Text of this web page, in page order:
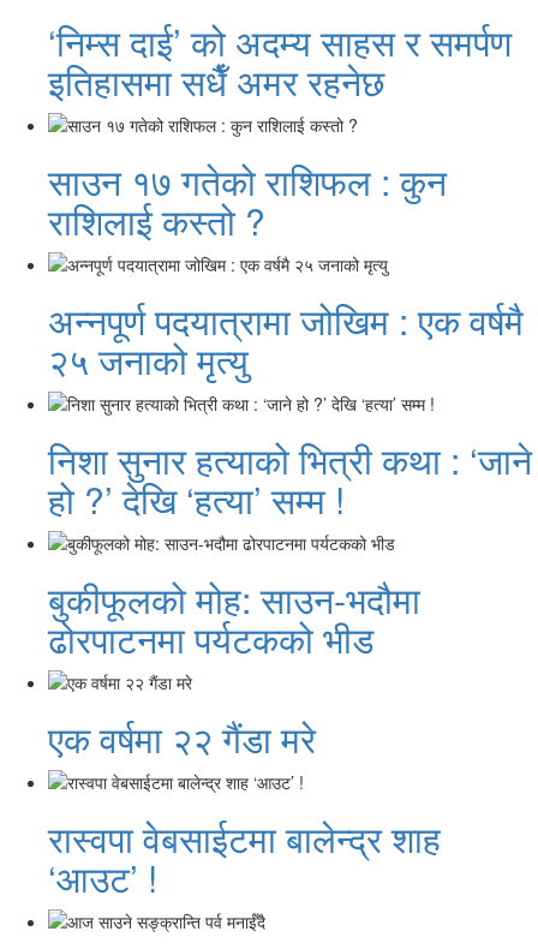
‘निम्स दाई’ को अदम्य साहस र समर्पण
इतिहासमा सधैँ अमर रहनेछ
साउन १७ गतेको राशिफल : कुन
राशिलाई कस्तो ?
अन्नपूर्ण पदयात्रामा जोखिम : एक वर्षमै
२५ जनाको मृत्यु
निशा सुनार हत्याको भित्री कथा : ‘जाने
हो ?’ देखि ‘हत्या’ सम्म !
बुकीफूलको मोह: साउन-भदौमा
ढोरपाटनमा पर्यटकको भीड
एक वर्षमा २२ गैंडा मरे
रास्वपा वेबसाईटमा बालेन्द्र शाह
‘आउट’ !